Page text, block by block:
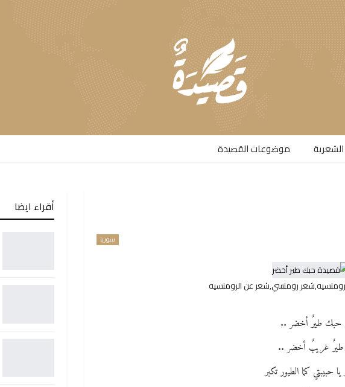
موضوعات القصيدة​
سوريا
رومنسي,شعر عن الرومنسيه
حبك طيرٌ أخضر ..
طيرٌ غريبٌ أخضر ..
يا حبيبتي كما الطيور تكبر
أقراء ايضا